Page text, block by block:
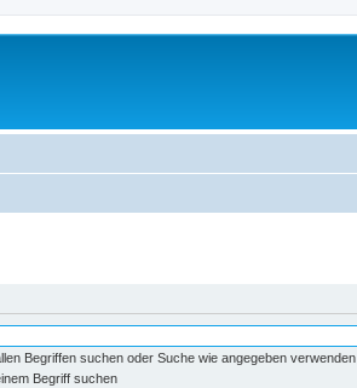
Begriffen suchen oder Suche wie angegeben verwenden
Begriff suchen